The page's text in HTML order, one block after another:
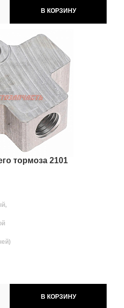
В КОРЗИНУ
тормоза 2101
В КОРЗИНУ